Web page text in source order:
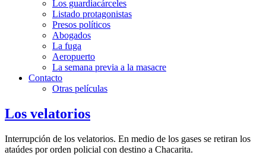
Los guardiacárceles
Listado protagonistas
Presos políticos
Abogados
La fuga
Aeropuerto
La semana previa a la masacre
Contacto
Otras películas
Los velatorios
Interrupción de los velatorios. En medio de los gases se retiran los
ataúdes por orden policial con destino a Chacarita.